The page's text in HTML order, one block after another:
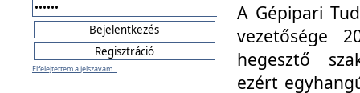
Elfelejtettem a jelszavam...
A Gépipari
vezetősége
hegesztő
ezért